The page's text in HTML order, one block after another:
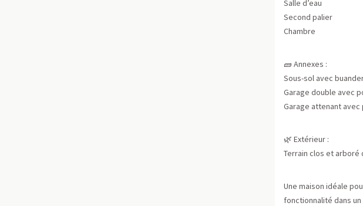
Salle d’eau
Second palier
Chambre
🧱 Annexes :
Sous-sol avec
Garage double avec
Garage attenant
🌿 Extérieur :
Terrain clos et arboré
Une maison idéale
fonctionnalité dans